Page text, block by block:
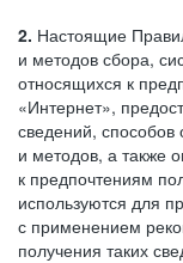
2. Настоящие
и методов сбора,
относящихся к
«Интернет»,
сведений, способов
и методов, а также
к предпочтениям
используются для
с применением
получения таких